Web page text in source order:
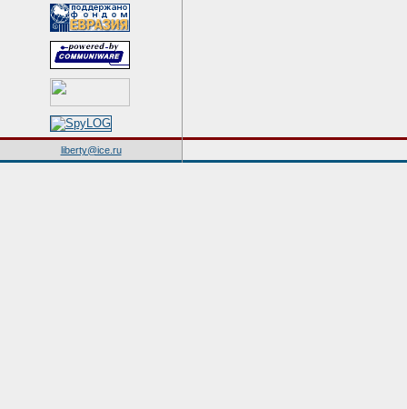
liberty@ice.ru